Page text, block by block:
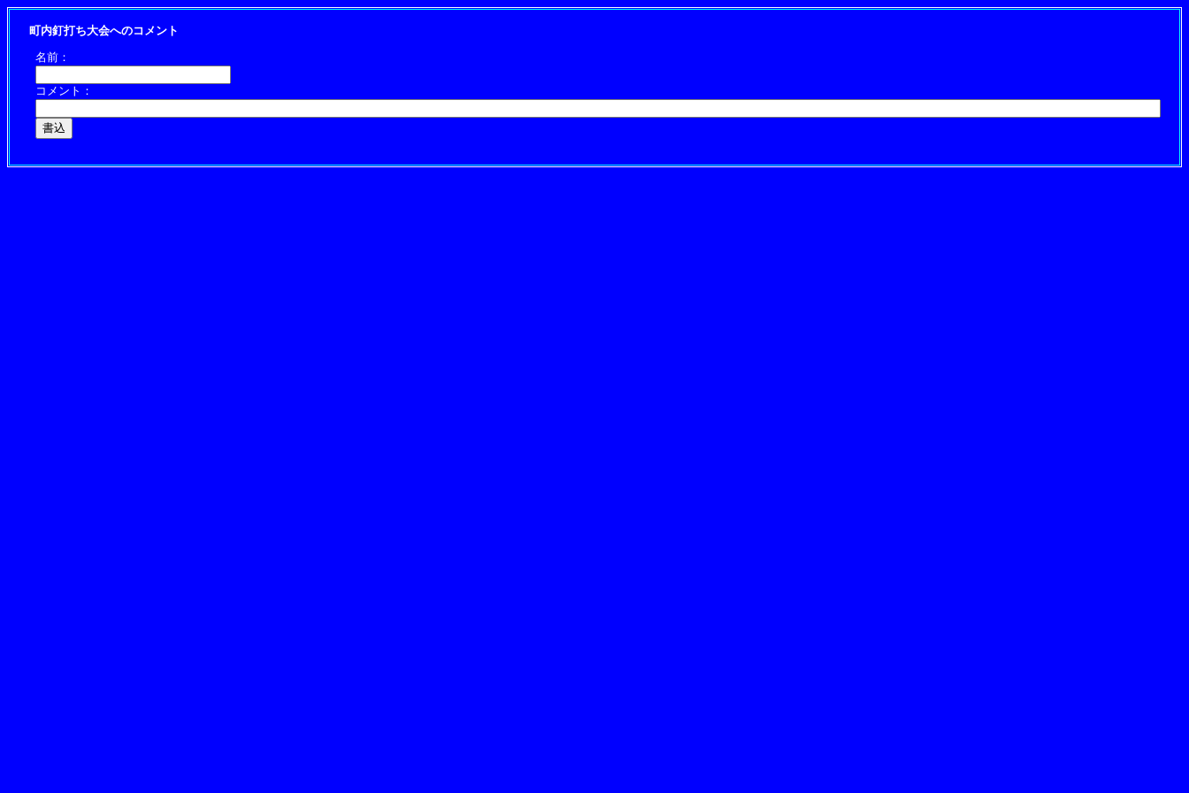
町内釘打ち大会へのコメント
名前：
コメント：